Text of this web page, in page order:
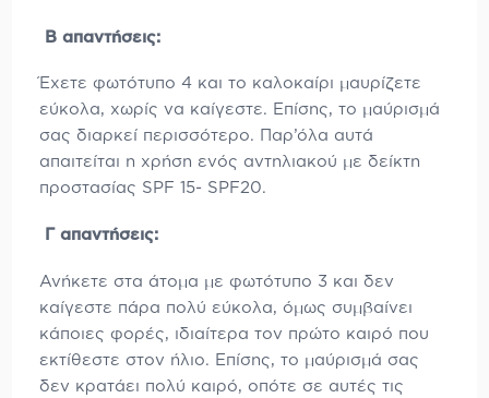
Β απαντήσεις:
Έχετε φωτότυπο 4 και το καλοκαίρι μαυρίζετε
εύκολα, χωρίς να καίγεστε. Επίσης, το μαύρισμά
σας διαρκεί περισσότερο. Παρ’όλα αυτά
απαιτείται η χρήση ενός αντηλιακού με δείκτη
προστασίας SPF 15- SPF20.
Γ απαντήσεις:
Ανήκετε στα άτομα με φωτότυπο 3 και δεν
καίγεστε πάρα πολύ εύκολα, όμως συμβαίνει
κάποιες φορές, ιδιαίτερα τον πρώτο καιρό που
εκτίθεστε στον ήλιο. Επίσης, το μαύρισμά σας
δεν κρατάει πολύ καιρό, οπότε σε αυτές τις